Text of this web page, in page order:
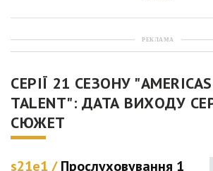
РЕКЛАМА
СЕРІЇ 21 СЕЗОНУ
TALENT": ДАТА ВИХОДУ
СЮЖЕТ
s21e1 /Прослуховування 1